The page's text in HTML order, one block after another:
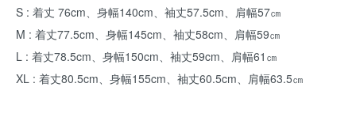
S : 着丈 76cm、身幅140cm、袖丈57.5cm、肩幅57㎝
M : 着丈77.5cm、身幅145cm、袖丈58cm、肩幅59㎝
L : 着丈78.5cm、身幅150cm、袖丈59cm、肩幅61㎝
XL : 着丈80.5cm、身幅155cm、袖丈60.5cm、肩幅63.5㎝